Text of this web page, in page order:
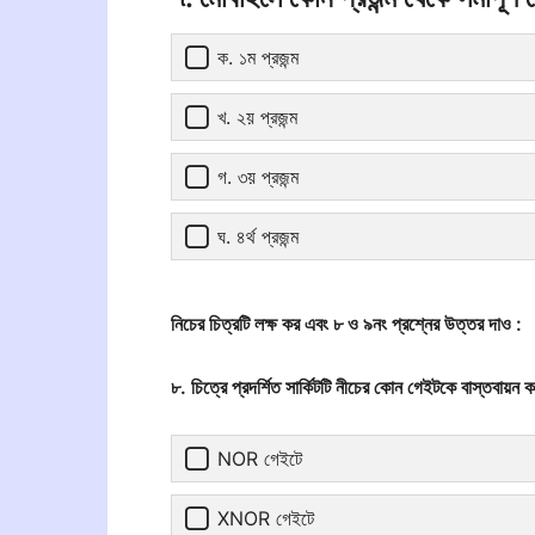
ক. ১ম প্রজন্ম
খ. ২য় প্রজন্ম
গ. ৩য় প্রজন্ম
ঘ. ৪র্থ প্রজন্ম
নিচের চিত্রটি লক্ষ কর এবং ৮ ও ৯নং প্রশ্নের উত্তর দাও :
৮. চিত্রে প্রদর্শিত সার্কিটটি নীচের কোন গেইটকে বাস্তবায়ন
NOR গেইটে
XNOR গেইটে